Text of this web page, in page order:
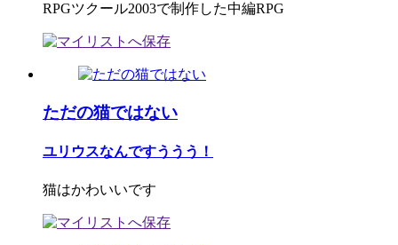
RPGツクール2003で制作した中編RPG
ただの猫ではない
ユリウスなんですううう！
猫はかわいいです